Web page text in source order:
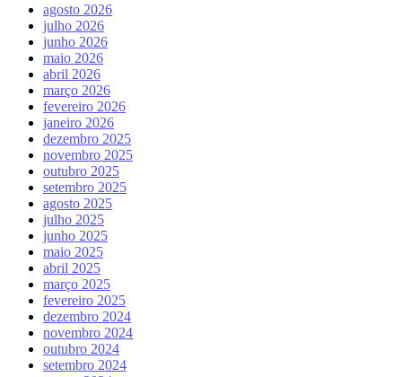
agosto 2026
julho 2026
junho 2026
maio 2026
abril 2026
março 2026
fevereiro 2026
janeiro 2026
dezembro 2025
novembro 2025
outubro 2025
setembro 2025
agosto 2025
julho 2025
junho 2025
maio 2025
abril 2025
março 2025
fevereiro 2025
dezembro 2024
novembro 2024
outubro 2024
setembro 2024